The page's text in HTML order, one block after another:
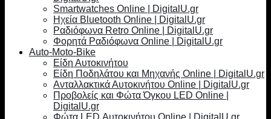
Smartwatches Online | DigitalU.gr
Ηχεία Bluetooth Online | DigitalU.gr
Ραδιόφωνα Retro Online | DigitalU.gr
Φορητά Ραδιόφωνα Online | DigitalU.gr
Auto-Moto-Bike
Είδη Αυτοκινήτου
Είδη Ποδηλάτου και Μηχανής Online | DigitalU.gr
Ανταλλακτικά Αυτοκινήτου Online | DigitalU.gr
Προβολείς και Φώτα Όγκου LED Online |
DigitalU.gr